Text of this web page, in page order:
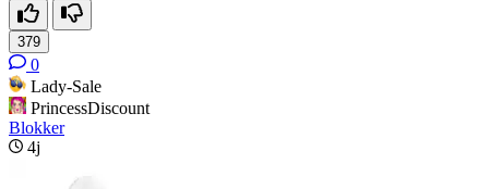
379
0
Lady-Sale
PrincessDiscount
Blokker
4j